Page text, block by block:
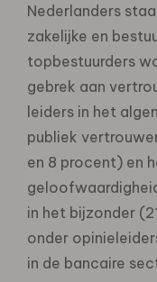
Nederlanders
zakelijke en
topbestuurders
gebrek aan
leiders in het
publiek
en 8 procent) en
in het bijzonder
onder
in de bancaire